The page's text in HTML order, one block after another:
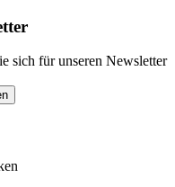
sich für unseren Newsletter